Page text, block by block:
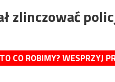
zlinczować
CO ROBIMY? WESPRZYJ